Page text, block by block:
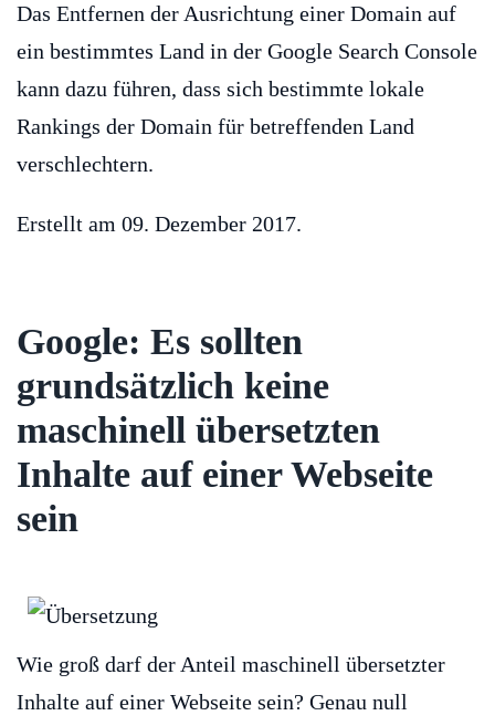
Das Entfernen der Ausrichtung einer Domain auf
ein bestimmtes Land in der Google Search Console
kann dazu führen, dass sich bestimmte lokale
Rankings der Domain für betreffenden Land
verschlechtern.
Erstellt am 09. Dezember 2017.
Google: Es sollten
grundsätzlich keine
maschinell übersetzten
Inhalte auf einer Webseite
sein
Wie groß darf der Anteil maschinell übersetzter
Inhalte auf einer Webseite sein? Genau null